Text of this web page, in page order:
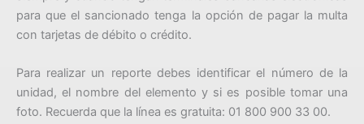
para que el sancionado tenga la opción de pagar la multa
con tarjetas de débito o crédito.
Para realizar un reporte debes identificar el número de la
unidad, el nombre del elemento y si es posible tomar una
foto. Recuerda que la línea es gratuita: 01 800 900 33 00.